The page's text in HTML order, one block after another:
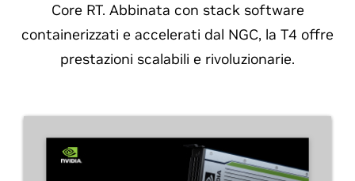
Core RT. Abbinata con stack software
containerizzati e accelerati dal NGC, la T4 offre
prestazioni scalabili e rivoluzionarie.